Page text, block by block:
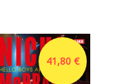
41,80 €